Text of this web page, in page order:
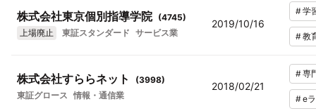
株式会社東京個別指導学院 (4745)
上場廃止
東証スタンダード サービス業
2019/10/16
#学
#教
株式会社すららネット (3998)
東証グロース 情報・通信業
2018/02/21
#専
#e